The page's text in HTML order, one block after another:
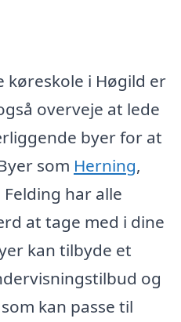
køreskole i Høgild er
overveje at lede
byer for at
som Herning,
Felding har alle
at tage med i dine
kan tilbyde et
og
kan passe til